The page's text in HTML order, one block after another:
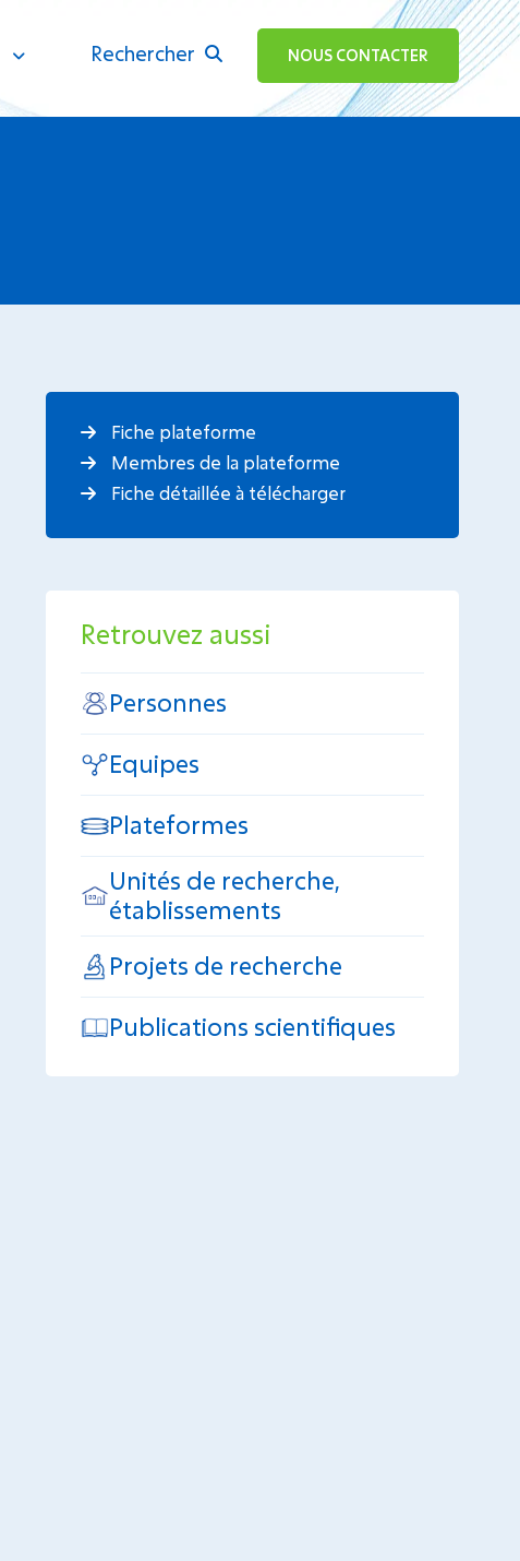
Rechercher
ok NOUS CONTACTER
Fiche plateforme
Membres de la plateforme
Fiche détaillée à télécharger
Retrouvez aussi
Personnes
Equipes
Plateformes
Unités de recherche,
établissements
Projets de recherche
Publications scientifiques